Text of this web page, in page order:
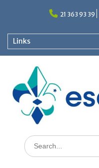
21 363 93 39
Links
Search
for: